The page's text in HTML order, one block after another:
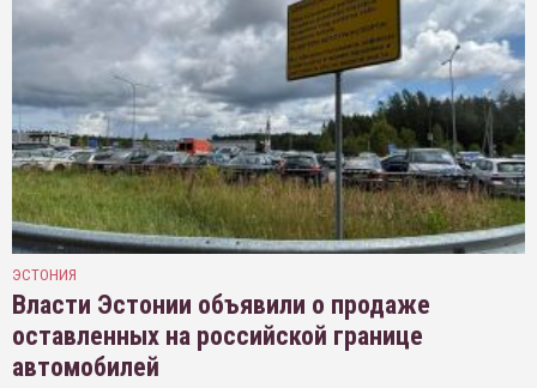
ЭСТОНИЯ
Власти Эстонии объявили о продаже
оставленных на российской границе
автомобилей